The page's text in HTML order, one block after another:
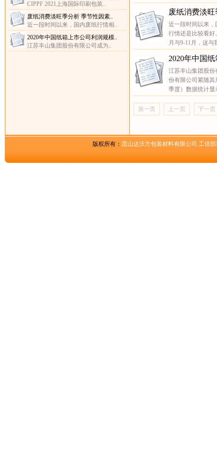
CIPPF 2021上海国际印刷包装..
废纸消费淡旺季分析 季节性因素..
近一段时间以来，国内废纸行情相..
2020年中国纸箱上市公司利润规模..
江苏丰山集团股份有限公司成为..
废纸消费淡
近一段时间以来
行情还是比较看好
月与9-11月，这
2020年中国
江苏丰山集团股份
份有限公司紧随其
季度）数据统计显
第一页 上一页 下一页
版权所有： 昆山达沃方包装材料有限公司 工信